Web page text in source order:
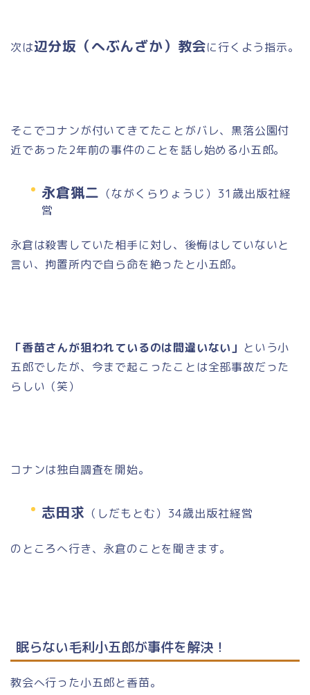
次は辺分坂（へぶんざか）教会に行くよう指示。
そこでコナンが付いてきてたことがバレ、黒落公園付
近であった2年前の事件のことを話し始める小五郎。
永倉猟二 （ながくらりょうじ）31歳出版社経
営
永倉は殺害していた相手に対し、後悔はしていないと
言い、拘置所内で自ら命を絶ったと小五郎。
「香苗さんが狙われているのは間違いない」 という小
五郎でしたが、今まで起こったことは全部事故だった
らしい（笑）
コナンは独自調査を開始。
志田求 （しだもとむ）34歳出版社経営
のところへ行き、永倉のことを聞きます。
眠らない毛利小五郎が事件を解決！
教会へ行った小五郎と香苗。